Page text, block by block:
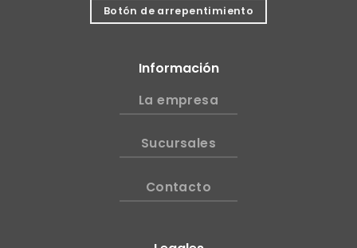
Botón de arrepentimiento
Información
La empresa
Sucursales
Contacto